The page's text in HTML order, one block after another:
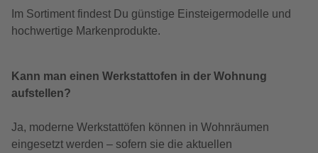
Im Sortiment findest Du günstige Einsteigermodelle und
hochwertige Markenprodukte.
Kann man einen Werkstattofen in der Wohnung
aufstellen?
Ja, moderne Werkstattöfen können in Wohnräumen
eingesetzt werden – sofern sie die aktuellen